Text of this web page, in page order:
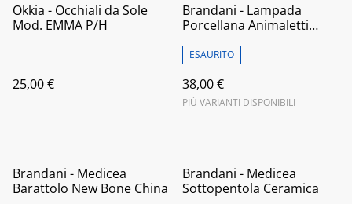
Okkia - Occhiali da Sole
Mod. EMMA P/H
25,00 €
Brandani - Lampada
Porcellana Animaletti
ESAURITO
38,00 €
PIÙ VARIANTI DISPONIBILI
Brandani - Medicea
Barattolo New Bone China
Brandani - Medicea
Sottopentola Ceramica